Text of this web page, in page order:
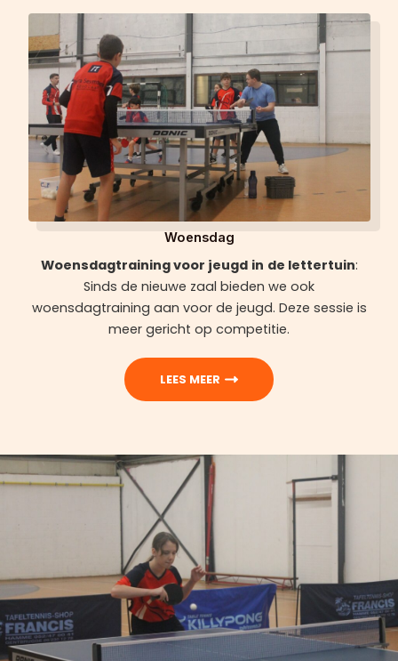
Woensdag
Woensdagtraining voor jeugd in de lettertuin:
Sinds de nieuwe zaal bieden we ook
woensdagtraining aan voor de jeugd. Deze sessie is
meer gericht op competitie.
LEES MEER